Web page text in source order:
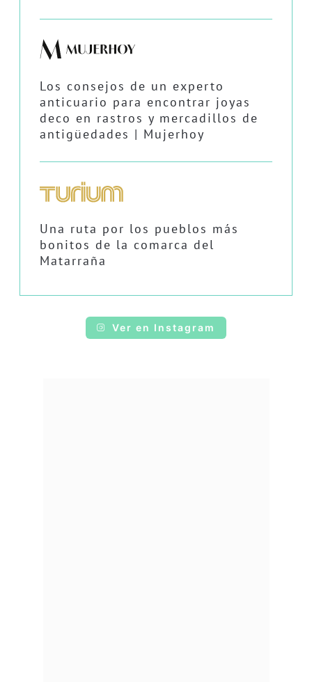
Los consejos de un experto
anticuario para encontrar joyas
deco en rastros y mercadillos de
antigüedades | Mujerhoy
Una ruta por los pueblos más
bonitos de la comarca del
Matarraña
Ver en Instagram